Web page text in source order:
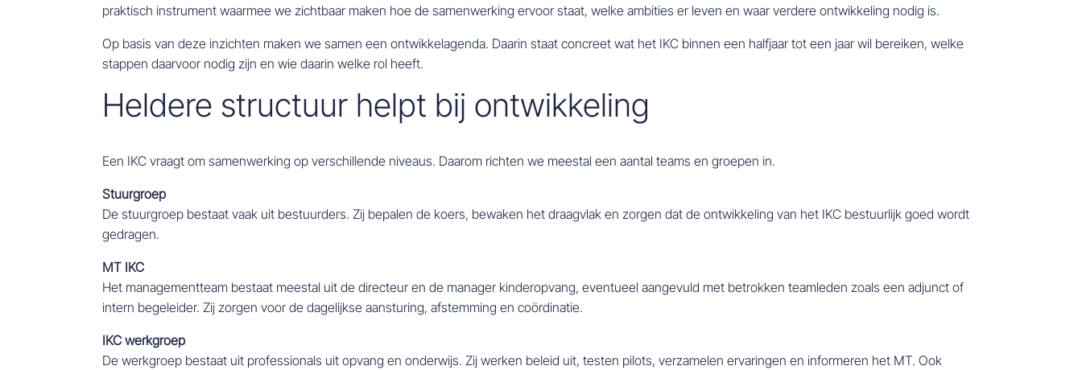
praktisch instrument waarmee we zichtbaar maken hoe de samenwerking ervoor staat, welke ambities er leven en waar verdere ontwikkeling nodig is.
Op basis van deze inzichten maken we samen een ontwikkelagenda. Daarin staat concreet wat het IKC binnen een halfjaar tot een jaar wil bereiken, welke
stappen daarvoor nodig zijn en wie daarin welke rol heeft.
Heldere structuur helpt bij ontwikkeling
Een IKC vraagt om samenwerking op verschillende niveaus. Daarom richten we meestal een aantal teams en groepen in.
Stuurgroep
De stuurgroep bestaat vaak uit bestuurders. Zij bepalen de koers, bewaken het draagvlak en zorgen dat de ontwikkeling van het IKC bestuurlijk goed wordt
gedragen.
MT IKC
Het managementteam bestaat meestal uit de directeur en de manager kinderopvang, eventueel aangevuld met betrokken teamleden zoals een adjunct of
intern begeleider. Zij zorgen voor de dagelijkse aansturing, afstemming en coördinatie.
IKC werkgroep
De werkgroep bestaat uit professionals uit opvang en onderwijs. Zij werken beleid uit, testen pilots, verzamelen ervaringen en informeren het MT. Ook